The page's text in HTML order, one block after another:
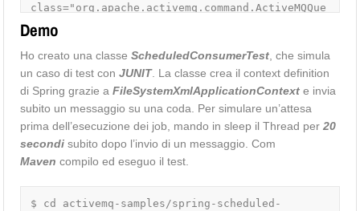
class="org.apache.activemq.command.ActiveMQQue
ue">
value="QUEUE.SAMPLE" />
	</bean>
	<!-- PRODUCER -->
	<bean id="jmsTemplate"
class="org.springframework.jms.core.JmsTemplat
e">
		<property
name="connectionFactory"
Demo
Ho creato una classeScheduledConsumerTest , che simula
un caso di test conJUNIT. La classe crea il context definition
di Spring grazie aFileSystemXmlApplicationContext e invia
subito un messaggio su una coda. Per simulare un’attesa
prima dell’esecuzione dei job, mando in sleep il Thread per20
secondi subito dopo l’invio di un messaggio. Com
Maven compilo ed eseguo il test.
$ cd activemq-samples/spring-scheduled-